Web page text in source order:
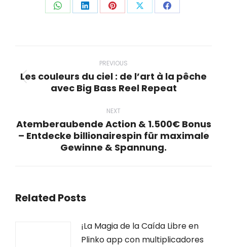
Share Share Share Share Share
navigation
PREVIOUS
Previous
Les couleurs du ciel : de l’art à la pêche
avec Big Bass Reel Repeat
NEXT
Next
post:
Atemberaubende Action & 1.500€ Bonus
– Entdecke billionairespin für maximale
Gewinne & Spannung.
Related Posts
¡La Magia de la Caída Libre en
Plinko app con multiplicadores